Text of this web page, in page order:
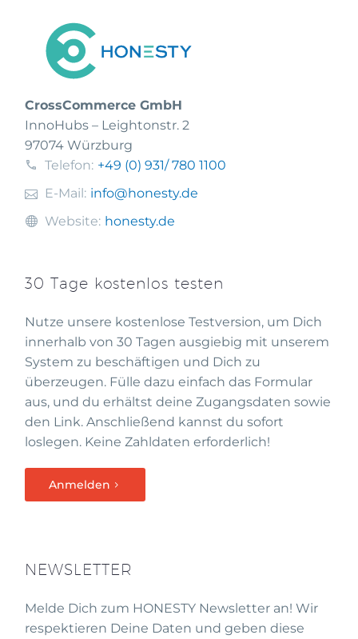
CrossCommerce GmbH
InnoHubs – Leightonstr. 2
97074 Würzburg
Telefon: +49 (0) 931/ 780 1100
E-Mail: info@honesty.de
Website: honesty.de
NEWSLETTER
Melde Dich zum HONESTY Newsletter an! Wir
respektieren Deine Daten und geben diese
30 Tage kostenlos testen
Nutze unsere kostenlose Testversion, um Dich
innerhalb von 30 Tagen ausgiebig mit unserem
System zu beschäftigen und Dich zu
überzeugen. Fülle dazu einfach das Formular
aus, und du erhältst deine Zugangsdaten sowie
den Link. Anschließend kannst du sofort
loslegen. Keine Zahldaten erforderlich!
Anmelden